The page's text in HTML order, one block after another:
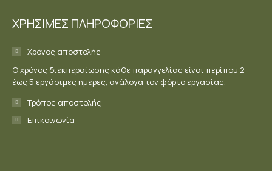
ΧΡΗΣΙΜΕΣ ΠΛΗΡΟΦΟΡΙΕΣ
Χρόνος αποστολής
Ο χρόνος διεκπεραίωσης κάθε παραγγελίας είναι περίπου 2
έως 5 εργάσιμες ημέρες, ανάλογα τον φόρτο εργασίας.
Τρόπος αποστολής
Επικοινωνία